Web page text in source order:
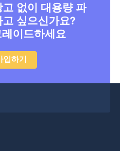
없이 대용량 파
싶으신가요?
이드하세요
입하기